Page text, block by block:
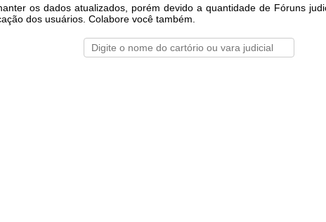
os dados atualizados, porém devido a quantidade de Fóruns
dos usuários. Colabore você também.